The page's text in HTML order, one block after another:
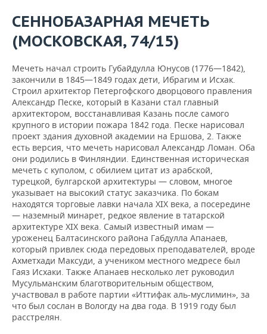
СЕННОБАЗАРНАЯ МЕЧЕТЬ
(МОСКОВСКАЯ, 74/15)
Мечеть начал строить Губайдулла Юнусов (1776—1842),
закончили в 1845—1849 годах дети, Ибрагим и Исхак.
Строил архитектор Петергофского дворцового правления
Александр Песке, который в Казани стал главный
архитектором, восстанавливая Казань после самого
крупного в истории пожара 1842 года. Песке нарисовал
проект здания духовной академии на Ершова, 2. Также
есть версия, что мечеть нарисовал Александр Ломан. Оба
они родились в Финляндии. Единственная историческая
мечеть с куполом, с обилием цитат из арабской,
турецкой, булгарской архитектуры — словом, многое
указывает на высокий статус заказчика. По бокам
находятся торговые лавки начала XIX века, а посередине
— наземный минарет, редкое явление в татарской
архитектуре XIX века. Самый известный имам —
уроженец Балтасинского района Габдулла Апанаев,
который привлек сюда передовых преподавателей, вроде
Ахметхади Максуди, а учеником местного медресе был
Гаяз Исхаки. Также Апанаев несколько лет руководил
Мусульманским благотворительным обществом,
участвовал в работе партии «Иттифак аль-муслимин», за
что был сослан в Вологду на два года. В 1919 году был
расстрелян.